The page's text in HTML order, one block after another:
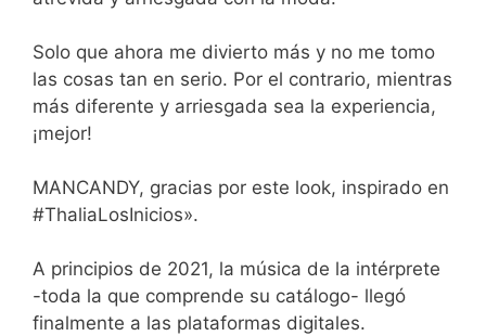
Solo que ahora me divierto más y no me tomo
las cosas tan en serio. Por el contrario, mientras
más diferente y arriesgada sea la experiencia,
¡mejor!
MANCANDY, gracias por este look, inspirado en
#ThaliaLosInicios».
A principios de 2021, la música de la intérprete
-toda la que comprende su catálogo- llegó
finalmente a las plataformas digitales.